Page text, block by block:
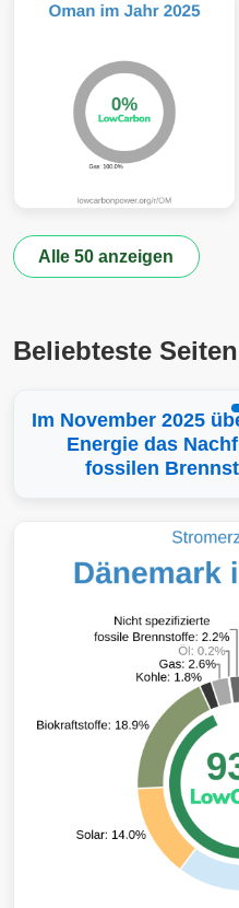
Alle 50 anzeigen
Beliebteste Seiten
Im November 2025
Energie das
fossilen